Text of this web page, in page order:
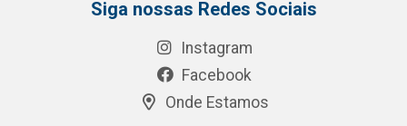
Siga nossas Redes Sociais
Instagram
Facebook
Onde Estamos